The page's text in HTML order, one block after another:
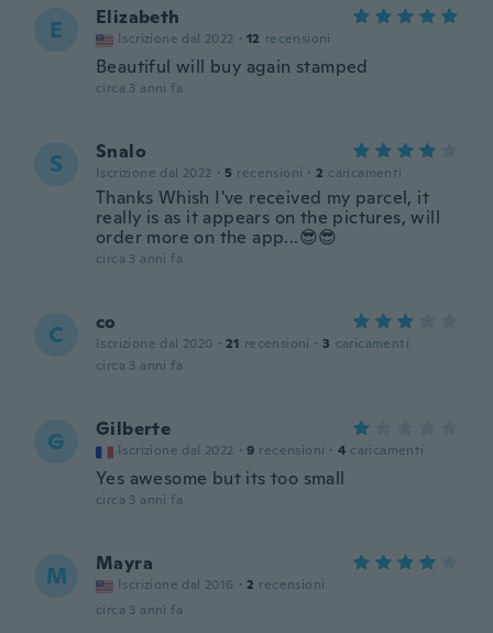
E Elizabeth
Iscrizione dal 2022 · 12 recensioni
Beautiful will buy again stamped
circa 3 anni fa
S Snalo
Iscrizione dal 2022 · 5 recensioni · 2 caricamenti
Thanks Whish I've received my parcel, it
really is as it appears on the pictures, will
order more on the app...😎😎
circa 3 anni fa
C co
Iscrizione dal 2020 · 21 recensioni · 3 caricamenti
circa 3 anni fa
G Gilberte
Iscrizione dal 2022 · 9 recensioni · 4 caricamenti
Yes awesome but its too small
circa 3 anni fa
M Mayra
Iscrizione dal 2016 · 2 recensioni
circa 3 anni fa